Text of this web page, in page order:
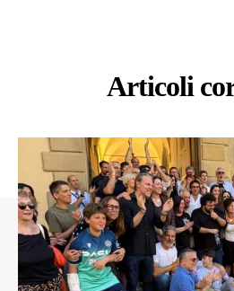
Articoli